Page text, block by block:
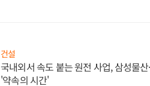
건설
국내외서 속도 붙는 원전 사업, 삼성물
'약속의 시간'